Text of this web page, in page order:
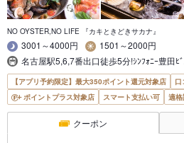
NO OYSTER,NO LIFE 『カキときどきサカナ』
3001～4000円
1501～2000円
名古屋駅5,6,7番出口徒歩5分!ｼﾝﾌｫﾆｰ豊田ﾋ
【アプリ予約限定】最大350ポイント還元対象店 口
ポイントプラス対象店
スマート支払い可 適
クーポン